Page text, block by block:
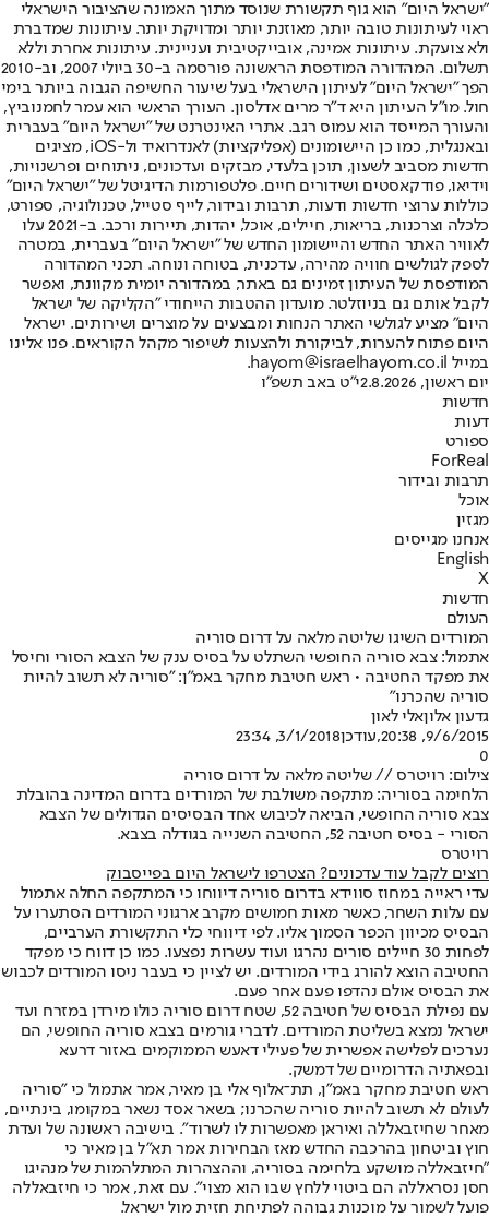
"ישראל היום" הוא גוף תקשורת שנוסד מתוך האמונה שהציבור הישראלי
ראוי לעיתונות טובה יותר, מאוזנת יותר ומדויקת יותר. עיתונות שמדברת
ולא צועקת. עיתונות אמינה, אובייקטיבית ועניינית. עיתונות אחרת וללא
תשלום. המהדורה המודפסת הראשונה פורסמה ב-30 ביולי 2007, וב-2010
הפך "ישראל היום" לעיתון הישראלי בעל שיעור החשיפה הגבוה ביותר בימי
חול. מו"ל העיתון היא ד"ר מרים אדלסון. העורך הראשי הוא עמר לחמנוביץ,
והעורך המייסד הוא עמוס רגב. אתרי האינטרנט של "ישראל היום" בעברית
ובאנגלית, כמו כן היישומונים (אפליקציות) לאנדרואיד ול-iOS, מציגים
חדשות מסביב לשעון, תוכן בלעדי, מבזקים ועדכונים, ניתוחים ופרשנויות,
וידיאו, פודקאסטים ושידורים חיים. פלטפורמות הדיגיטל של "ישראל היום"
כוללות ערוצי חדשות ודעות, תרבות ובידור, לייף סטייל, טכנולוגיה, ספורט,
כלכלה וצרכנות, בריאות, חיילים, אוכל, יהדות, תיירות ורכב. ב-2021 עלו
לאוויר האתר החדש והיישומון החדש של "ישראל היום" בעברית, במטרה
לספק לגולשים חוויה מהירה, עדכנית, בטוחה ונוחה. תכני המהדורה
המודפסת של העיתון זמינים גם באתר, במהדורה יומית מקוונת, ואפשר
לקבל אותם גם בניוזלטר. מועדון ההטבות הייחודי "הקליקה של ישראל
היום" מציע לגולשי האתר הנחות ומבצעים על מוצרים ושירותים. ישראל
היום פתוח להערות, לביקורת ולהצעות לשיפור מקהל הקוראים. פנו אלינו
במייל hayom@israelhayom.co.il.
יום ראשון, 2.8.2026
י"ט באב תשפ"ו
חדשות
דעות
ספורט
ForReal
תרבות ובידור
אוכל
מגזין
אנחנו מגייסים
English
X
חדשות
העולם
המורדים השיגו שליטה מלאה על דרום סוריה
אתמול: צבא סוריה החופשי השתלט על בסיס ענק של הצבא הסורי וחיסל
את מפקד החטיבה • ראש חטיבת מחקר באמ"ן: "סוריה לא תשוב להיות
סוריה שהכרנו"
גדעון אלוןאלי לאון
9/6/2015, 20:38
,עודכן3/1/2018, 23:34
0
צילום: רויטרס // שליטה מלאה על דרום סוריה
הלחימה בסוריה: מתקפה משולבת של המורדים בדרום המדינה בהובלת
צבא סוריה החופשי, הביאה לכיבוש אחד הבסיסים הגדולים של הצבא
הסורי - בסיס חטיבה 52, החטיבה השנייה בגודלה בצבא.
רויטרס
רוצים לקבל עוד עדכונים? הצטרפו לישראל היום בפייסבוק
עדי ראייה במחוז סווידא בדרום סוריה דיווחו כי המתקפה החלה אתמול
עם עלות השחר, כאשר מאות חמושים מקרב ארגוני המורדים הסתערו על
הבסיס מכיוון הכפר הסמוך אליו. לפי דיווחי כלי התקשורת הערביים,
לפחות 30 חיילים סורים נהרגו ועוד עשרות נפצעו. כמו כן דווח כי מפקד
החטיבה הוצא להורג בידי המורדים. יש לציין כי בעבר ניסו המורדים לכבוש
את הבסיס אולם נהדפו פעם אחר פעם.
עם נפילת הבסיס של חטיבה 52, שטח דרום סוריה כולו מירדן במזרח ועד
ישראל נמצא בשליטת המורדים. לדברי גורמים בצבא סוריה החופשי, הם
נערכים לפלישה אפשרית של פעילי דאעש הממוקמים באזור דרעא
ובפאתיה הדרומיים של דמשק.
ראש חטיבת מחקר באמ"ן, תת־אלוף אלי בן מאיר, אמר אתמול כי "סוריה
לעולם לא תשוב להיות סוריה שהכרנו; בשאר אסד נשאר במקומו, בינתיים,
מאחר שחיזבאללה ואיראן מאפשרות לו לשרוד". בישיבה ראשונה של ועדת
חוץ וביטחון בהרכבה החדש מאז הבחירות אמר תא"ל בן מאיר כי
"חיזבאללה מושקע בלחימה בסוריה, וההצהרות המתלהמות של מנהיגו
חסן נסראללה הם ביטוי ללחץ שבו הוא מצוי". עם זאת, אמר כי חיזבאללה
פועל לשמור על מוכנות גבוהה לפתיחת חזית מול ישראל.